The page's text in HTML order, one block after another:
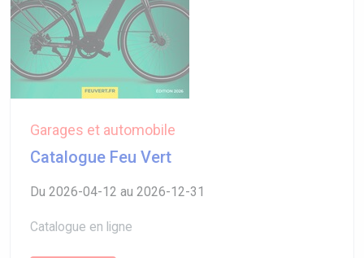
Garages et automobile
Catalogue Feu Vert
Du 2026-04-12 au 2026-12-31
Catalogue en ligne